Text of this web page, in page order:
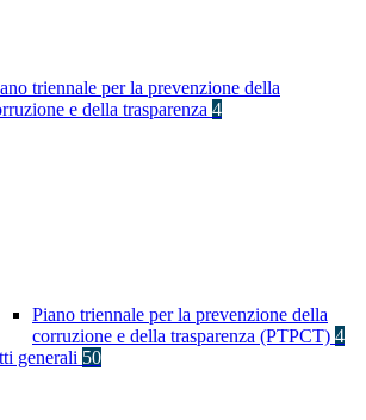
triennale per la prevenzione della
e della trasparenza 4
Piano triennale per la prevenzione della
corruzione e della trasparenza (PTPCT) 4
generali 50